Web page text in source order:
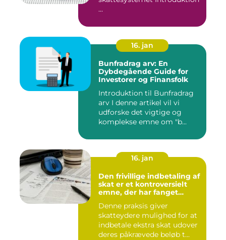
...
16. jan
Bunfradrag arv: En
Dybdegående Guide for
Investorer og Finansfolk
Introduktion til Bunfradrag
arv I denne artikel vil vi
udforske det vigtige og
komplekse emne om "b...
16. jan
Den frivillige indbetaling af
skat er et kontroversielt
emne, der har fanget
individer
Denne praksis giver
skatteydere mulighed for at
indbetale ekstra skat udover
deres påkrævede beløb t...